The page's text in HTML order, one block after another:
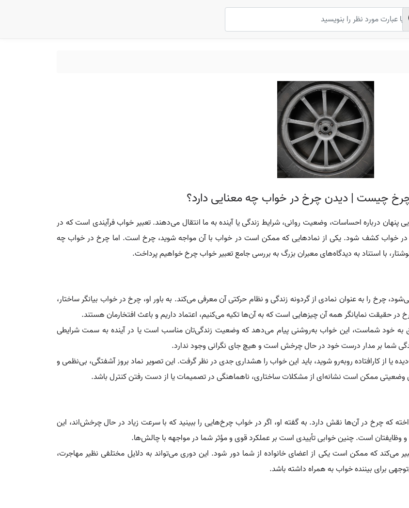
چیست | دیدن چرخ در خواب چه معنایی دارد؟
پنهان درباره احساسات، وضعیت روانی، شرایط زندگی یا آینده به ما انتقال می‌دهند. تعبیر خواب فرآیندی است که در
در خواب کشف شود. یکی از نمادهایی که ممکن است در خواب با آن مواجه شوید، چرخ است. اما چرخ در خواب چه
با استناد به دیدگاه‌های معبران بزرگ به بررسی جامع تعبیر خواب چرخ خواهیم پرداخت.
چرخ را به عنوان نمادی از گردونه زندگی و نظام حرکتی آن معرفی می‌کند. به باور او، چرخ در خواب بیانگر ساختار،
حقیقت نمایانگر همه آن چیزهایی است که به آن‌ها تکیه می‌کنیم، اعتماد داریم و باعث افتخارمان هستند.
به خود شماست، این خواب به‌روشنی پیام می‌دهد که وضعیت زندگی‌تان مناسب است یا در آینده به سمت شرایطی
شما بر مدار درست خود در حال چرخش است و هیچ جای نگرانی وجود ندارد.
یا از کارافتاده روبه‌رو شوید، باید این خواب را هشداری جدی در نظر گرفت. این تصویر نماد بروز آشفتگی، بی‌نظمی و
ممکن است نشانه‌ای از مشکلات ساختاری، ناهماهنگی در تصمیمات یا از دست رفتن کنترل باشد.
که چرخ در آن‌ها نقش دارد. به گفته او، اگر در خواب چرخ‌هایی را ببینید که با سرعت زیاد در حال چرخش‌اند، این
و وظایفتان است. چنین خوابی تأییدی است بر عملکرد قوی و مؤثر شما در مواجهه با چالش‌ها.
می‌کند که ممکن است یکی از اعضای خانواده از شما دور شود. این دوری می‌تواند به دلایل مختلفی نظیر مهاجرت،
برای بیننده خواب به همراه داشته باشد.